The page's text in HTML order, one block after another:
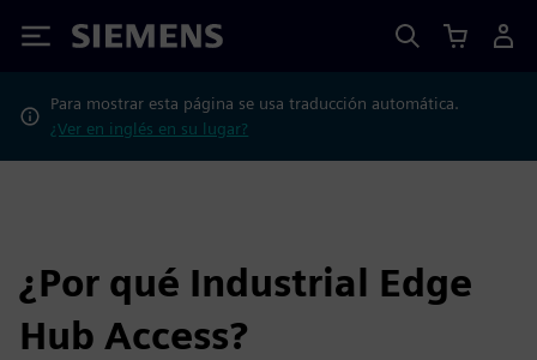
Siemens
Para mostrar esta página se usa traducción automática.
¿Ver en inglés en su lugar?
¿Por qué Industrial Edge
Hub Access?